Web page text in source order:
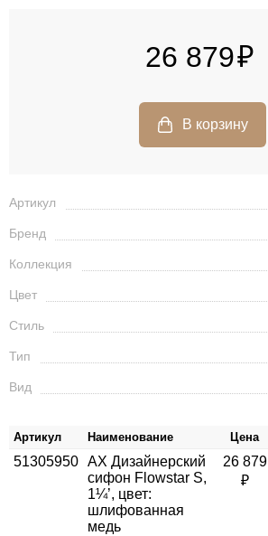
Артикул
Бренд
Коллекция
Цвет
Стиль
Тип
Вид
26 879
Артикул Наименование Цена
51305950 AX Дизайнерский
сифон Flowstar S,
1¼’, цвет:
шлифованная
медь
26 879
₽